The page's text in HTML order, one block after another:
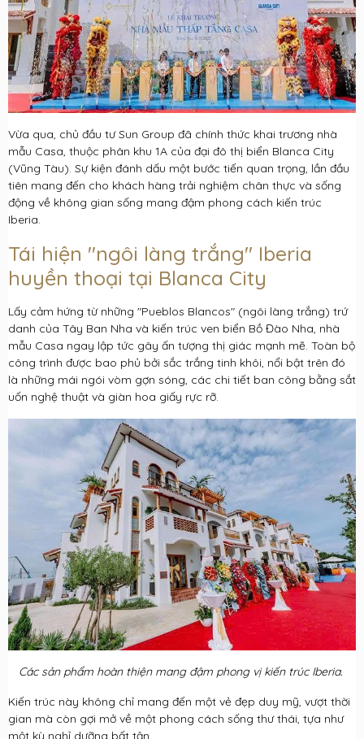
Vừa qua, chủ đầu tư Sun Group đã chính thức khai trương nhà
mẫu Casa, thuộc phân khu 1A của đại đô thị biển Blanca City
(Vũng Tàu). Sự kiện đánh dấu một bước tiến quan trọng, lần đầu
tiên mang đến cho khách hàng trải nghiệm chân thực và sống
động về không gian sống mang đậm phong cách kiến trúc
Iberia.
Tái hiện "ngôi làng trắng" Iberia
huyền thoại tại Blanca City
Lấy cảm hứng từ những "Pueblos Blancos" (ngôi làng trắng) trứ
danh của Tây Ban Nha và kiến trúc ven biển Bồ Đào Nha, nhà
mẫu Casa ngay lập tức gây ấn tượng thị giác mạnh mẽ. Toàn bộ
công trình được bao phủ bởi sắc trắng tinh khôi, nổi bật trên đó
là những mái ngói vòm gợn sóng, các chi tiết ban công bằng sắt
uốn nghệ thuật và giàn hoa giấy rực rỡ.
Các sản phẩm hoàn thiện mang đậm phong vị kiến trúc Iberia.
Kiến trúc này không chỉ mang đến một vẻ đẹp duy mỹ, vượt thời
gian mà còn gợi mở về một phong cách sống thư thái, tựa như
một kỳ nghỉ dưỡng bất tận.